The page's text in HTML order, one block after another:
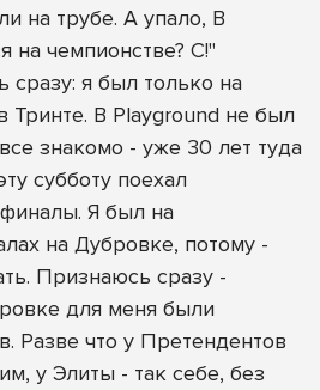
на трубе. А упало, В
на чемпионстве? С!"
сразу: я был только на
Тринте. В Playgrоund не был
знакомо - уже 30 лет туда
субботу поехал
Я был на
на Дубровке, потому -
Признаюсь сразу -
для меня были
Разве что у Претендентов
у Элиты - так себе, без